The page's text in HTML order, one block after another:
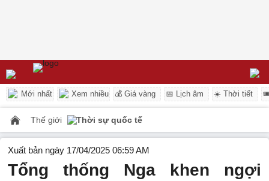
Mới nhất Xem nhiều 💰 Giá vàng 📅 Lịch âm ☀️ Thời tiết
Thế giới Thời sự quốc tế
Xuất bản ngày 17/04/2025 06:59 AM
Tổng thống Nga khen ngợi